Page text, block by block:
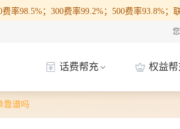
率98.5%；300费率99.2%；500费率93.8%；
话费帮充 权益帮
靠谱吗